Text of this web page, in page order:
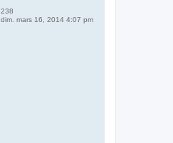
238
dim. mars 16, 2014 4:07 pm